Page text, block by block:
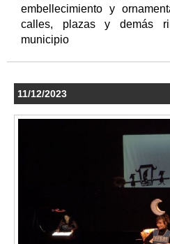
embellecimiento y
calles, plazas y demás
municipio
11/12/2023